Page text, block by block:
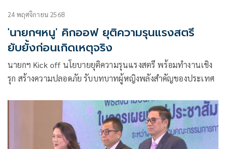
24 พฤศจิกายน 2568
'นายกฯหนู' คิกออฟ ยุติความรุนแรงสตรี
ยับยั้งก่อนเกิดเหตุจริง
นายกฯ Kick off นโยบายยุติความรุนแรงสตรี พร้อมทำงานเชิง
รุก สร้างความปลอดภัย รับบทบาทผู้หญิงพลังสำคัญของประเทศ